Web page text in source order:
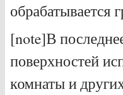
обрабатывается
[note]В
поверхностей
комнаты и